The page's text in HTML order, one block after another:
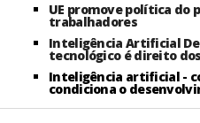
UE promove política do
trabalhadores
Inteligência Artificial
tecnológico é direito
Inteligência artificial -
condiciona o